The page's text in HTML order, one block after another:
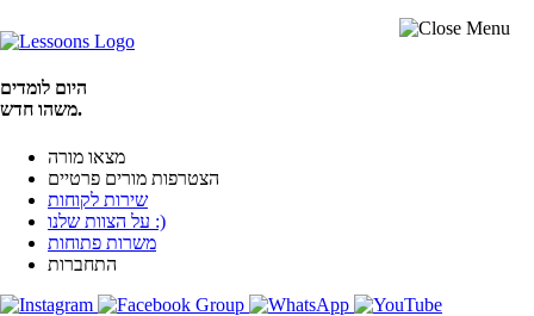
היום לומדים
משהו חדש.
מצאו מורה
הצטרפות מורים פרטיים
שירות לקוחות
על הצוות שלנו :)
משרות פתוחות
התחברות